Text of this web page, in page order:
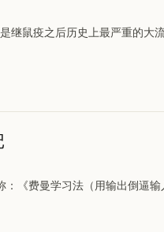
继鼠疫之后历史上最严重的大
《费曼学习法（用输出倒逼输